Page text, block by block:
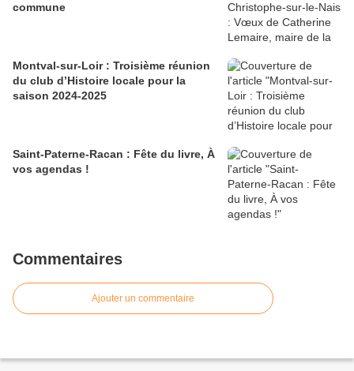
commune
Montval-sur-Loir : Troisième réunion
du club d’Histoire locale pour la
saison 2024-2025
Saint-Paterne-Racan : Fête du livre, À
vos agendas !
Commentaires
Ajouter un commentaire